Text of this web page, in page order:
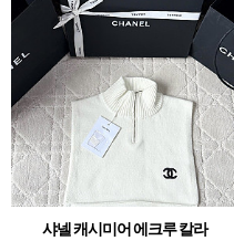
초과하지 않았…
샤넬 캐시미어 에크루 칼라